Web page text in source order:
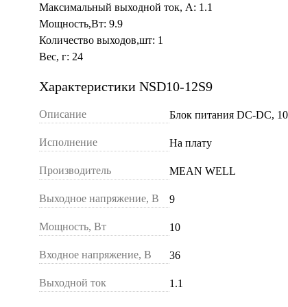
Максимальный выходной ток, А: 1.1
Мощность,Вт: 9.9
Количество выходов,шт: 1
Вес, г: 24
Характеристики NSD10-12S9
Описание Блок питания DC-DC,
Исполнение На плату
Производитель MEAN WELL
Выходное напряжение, В 9
Мощность, Вт 10
Входное напряжение, В 36
Выходной ток 1.1